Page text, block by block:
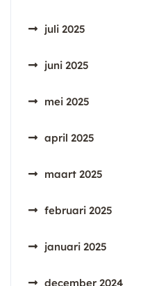
juli 2025
juni 2025
mei 2025
april 2025
maart 2025
februari 2025
januari 2025
december 2024